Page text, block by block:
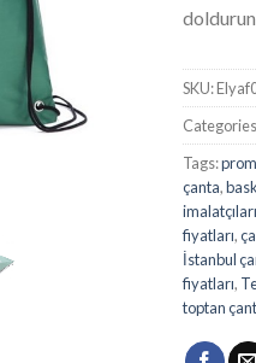
doldurun
SKU:
Tags:
çanta,
fiyatları,
İstanbul
fiyatları,
toptan